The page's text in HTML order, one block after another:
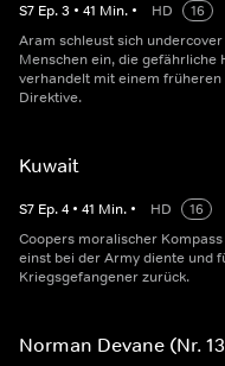
S7 Ep.3 • 41 Min. • HD
16
Aram schleust sich
Menschen ein, die gefährliche
verhandelt mit einem
Direktive.
Kuwait
S7 Ep.4 • 41 Min. • HD
16
Coopers moralischer
einst bei der Army diente und
Kriegsgefangener zurück.
Norman Devane (Nr.